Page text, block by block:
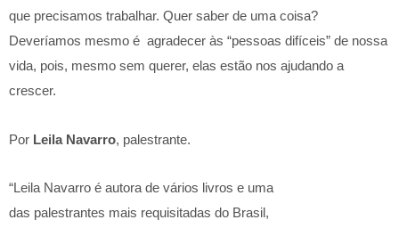
que precisamos trabalhar. Quer saber de uma coisa?
Deveríamos mesmo é agradecer às “pessoas difíceis” de nossa
vida, pois, mesmo sem querer, elas estão nos ajudando a
crescer.
Por Leila Navarro, palestrante.
“Leila Navarro é autora de vários livros e uma
das palestrantes mais requisitadas do Brasil,